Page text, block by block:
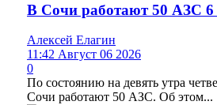
В Сочи работают 50 АЗС 6
Алексей Елагин
11:42 Август 06 2026
0
По состоянию на девять утра
Сочи работают 50 АЗС. Об этом...